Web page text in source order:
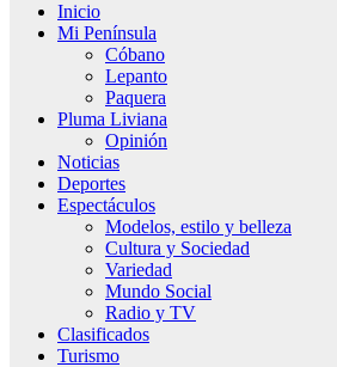
Inicio
Mi Península
Cóbano
Lepanto
Paquera
Pluma Liviana
Opinión
Noticias
Deportes
Espectáculos
Modelos, estilo y belleza
Cultura y Sociedad
Variedad
Mundo Social
Radio y TV
Clasificados
Turismo